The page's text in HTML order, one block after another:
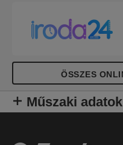
ÖSSZES
Műszaki